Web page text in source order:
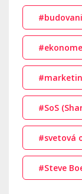
#SoS
#svetová
#Steve